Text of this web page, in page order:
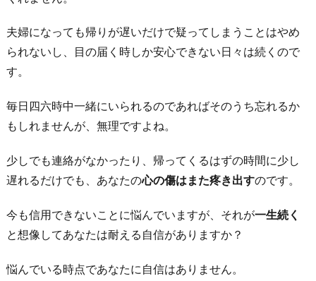
か
ら
4.
が
引
延
ば
れ
だ
夫婦になっても帰りが遅いだけで疑ってしまうことはやめ
られないし、目の届く時しか安心できない日々は続くので
す。
毎日四六時中一緒にいられるのであればそのうち忘れるか
もしれませんが、無理ですよね。
少しでも連絡がなかったり、帰ってくるはずの時間に少し
遅れるだけでも、あなたの心の傷はまた疼き出すのです。
今も信用できないことに悩んでいますが、それが一生続く
と想像してあなたは耐える自信がありますか？
悩んでいる時点であなたに自信はありません。